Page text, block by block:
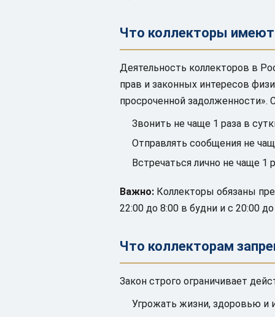
Что коллекторы имеют
Деятельность коллекторов в
прав и законных интересов
просроченной задолженности».
Звонить не чаще 1 раза в
Отправлять сообщения не
Встречаться лично не чаще 1
Важно: Коллекторы обязаны
22:00 до 8:00 в будни и с 20:00
Что коллекторам
Закон строго ограничивает
Угрожать жизни, здоровью и